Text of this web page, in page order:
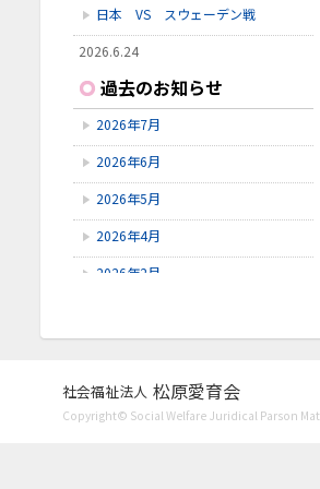
日本 VS スウェーデン戦
2026.6.24
2026.6.23
雪見橋野菜市
2026.6.23
雪見橋の大掃除を行いました。
過去のお知らせ
2026年7月
2026年6月
2026年5月
2026年4月
2026年2月
2025年10月
2025年9月
社会福祉法人 松原愛育会
Copyright© Social Welfare Juridical Parson